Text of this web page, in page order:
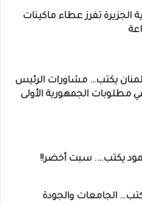
الجزيرة تفرز عطاء ماكينات
يكتب… مشاورات الرئيس
مطلوبات الجمهورية الأولى
يكتب…. سبت أخضر!!
الجامعات والجودة